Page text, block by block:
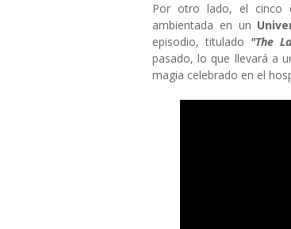
Por otro lado, el cinco
ambientada en un
episodio, titulado "The
pasado, lo que llevará a
magia celebrado en el